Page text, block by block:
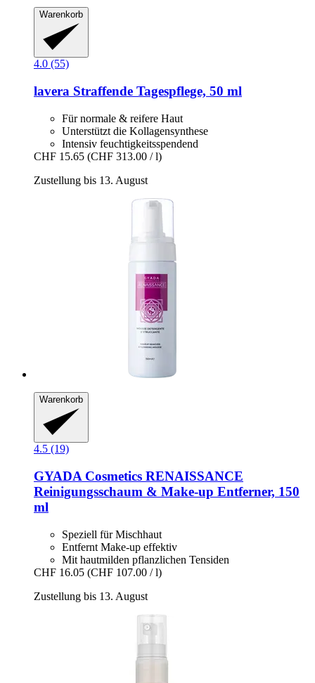
Warenkorb
4.0 (55)
lavera Straffende Tagespflege, 50 ml
Für normale & reifere Haut
Unterstützt die Kollagensynthese
Intensiv feuchtigkeitsspendend
CHF 15.65 (CHF 313.00 / l)
Zustellung bis 13. August
Warenkorb
4.5 (19)
GYADA Cosmetics RENAISSANCE
Reinigungsschaum & Make-​up Entferner, 150
ml
Speziell für Mischhaut
Entfernt Make-up effektiv
Mit hautmilden pflanzlichen Tensiden
CHF 16.05 (CHF 107.00 / l)
Zustellung bis 13. August